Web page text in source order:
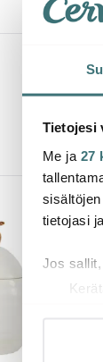
Tietojesi
Me ja 27
tietojasi
Jos